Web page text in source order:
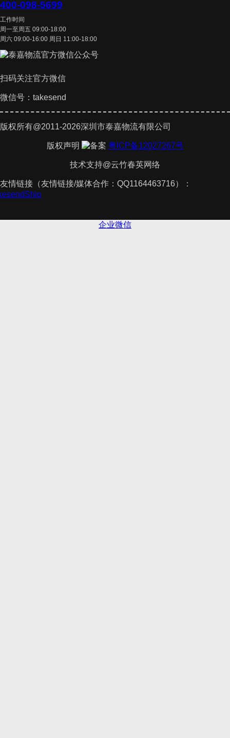
400-098-5699
工作时间
周一至周五 09:00-18:00
周六 09:00-16:00 周日 11:00-18:00
扫码关注官方微信
微信号：takesend
版权所有@2011-2026深圳市泰嘉物流有限公司
版权声明 粤ICP备12027267号
技术支持@云竹春英网络
友情链接（友情链接/媒体合作：QQ1164463716）：
企业微信